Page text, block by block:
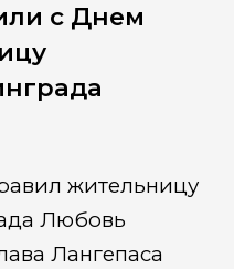
с Днем
жительницу
Любовь
Лангепаса